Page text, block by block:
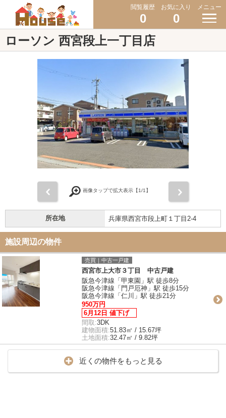
閲覧履歴
0
お気に入り
0
メニュー
ローソン 西宮段上一丁目店
画像タップで拡大表示【1/1】
所在地 兵庫県西宮市段上町１丁目2-4
施設周辺の物件
売買｜中古一戸建
西宮市上大市３丁目 中古戸建
阪急今津線「甲東園」駅 徒歩8分
阪急今津線「門戸厄神」駅 徒歩15分
阪急今津線「仁川」駅 徒歩21分
950万円
6月12日 値下げ
間取:3DK
建物面積:51.83㎡ / 15.67坪
土地面積:32.47㎡ / 9.82坪
近くの物件をもっと見る